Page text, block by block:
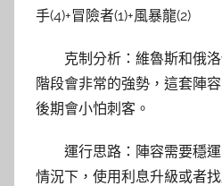
手(4)+冒險者(1)+風暴龍(2)
克制分析：維魯斯和俄
階段會非常的強勢，這套陣
後期會小怕刺客。
運行思路：陣容需要穩
情況下，使用利息升級或者